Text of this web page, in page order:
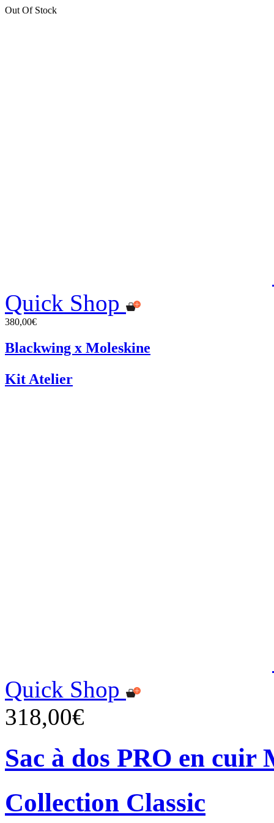
Out Of Stock
Quick Shop
380,00€
Blackwing x Moleskine
Kit Atelier
Quick Shop
318,00€
Sac à dos PRO en cuir
Collection Classic